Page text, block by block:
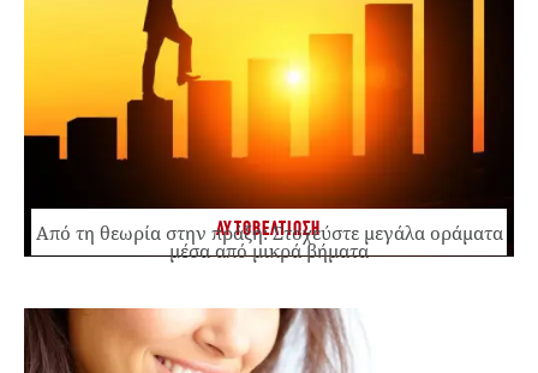
ΑΥΤΟΒΕΛΤΙΩΣΗ
Από τη θεωρία στην πράξη: Στοχεύστε μεγάλα οράματα
μέσα από μικρά βήματα